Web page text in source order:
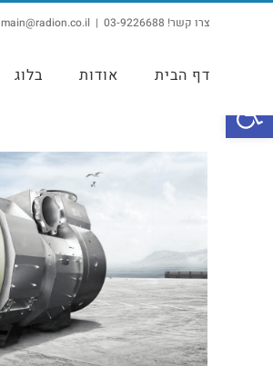
צרו קשר! 03-9226688 |
main@radion.co.il
דף הבית אודות בלוג